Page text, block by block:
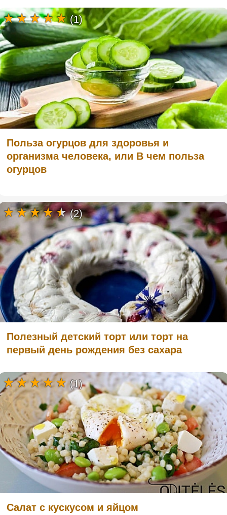
Польза огурцов для здоровья и
организма человека, или В чем польза
огурцов
(1)
Полезный детский торт или торт на
первый день рождения без сахара
(2)
Салат с кускусом и яйцом
(1)